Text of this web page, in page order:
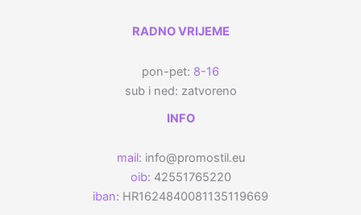
RADNO VRIJEME
pon-pet: 8-16
sub i ned: zatvoreno
INFO
mail: info@promostil.eu
oib: 42551765220
iban: HR1624840081135119669